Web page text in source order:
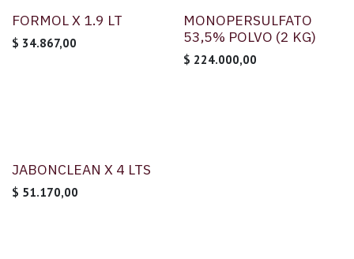
FORMOL X 1.9 LT
$ 34.867,00
MONOPERSULFATO
53,5% POLVO (2 KG)
$ 224.000,00
JABONCLEAN X 4 LTS
$ 51.170,00